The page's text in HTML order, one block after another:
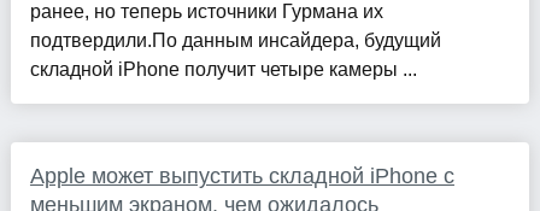
ранее, но теперь источники Гурмана их
подтвердили.По данным инсайдера, будущий
складной iPhone получит четыре камеры ...
Apple может выпустить складной iPhone с
меньшим экраном, чем ожидалось